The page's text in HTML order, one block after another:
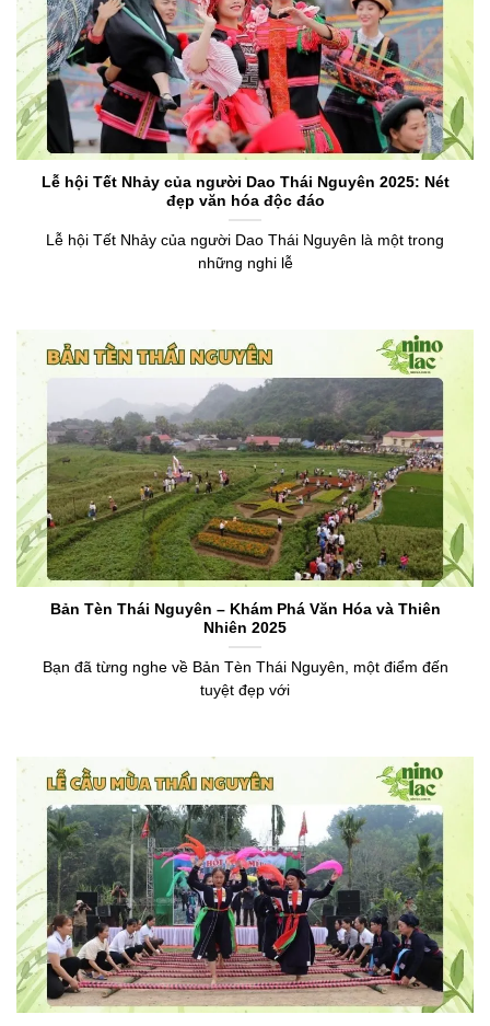
Lễ hội Tết Nhảy của người Dao Thái Nguyên 2025: Nét
đẹp văn hóa độc đáo
Lễ hội Tết Nhảy của người Dao Thái Nguyên là một trong
những nghi lễ
Bản Tèn Thái Nguyên – Khám Phá Văn Hóa và Thiên
Nhiên 2025
Bạn đã từng nghe về Bản Tèn Thái Nguyên, một điểm đến
tuyệt đẹp với